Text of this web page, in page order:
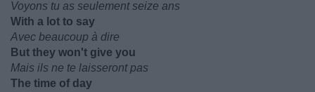
Voyons tu as seulement seize ans
With a lot to say
Avec beaucoup à dire
But they won't give you
Mais ils ne te laisseront pas
The time of day